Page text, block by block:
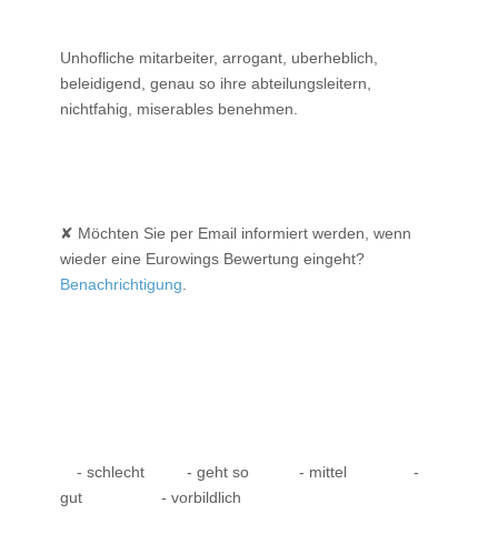
Unhofliche mitarbeiter, arrogant, uberheblich,
beleidigend, genau so ihre abteilungsleitern,
nichtfahig, miserables benehmen.
✘ Möchten Sie per Email informiert werden, wenn
wieder eine Eurowings Bewertung eingeht?
Benachrichtigung
- schlecht - geht so - mittel
-
gut
- vorbildlich